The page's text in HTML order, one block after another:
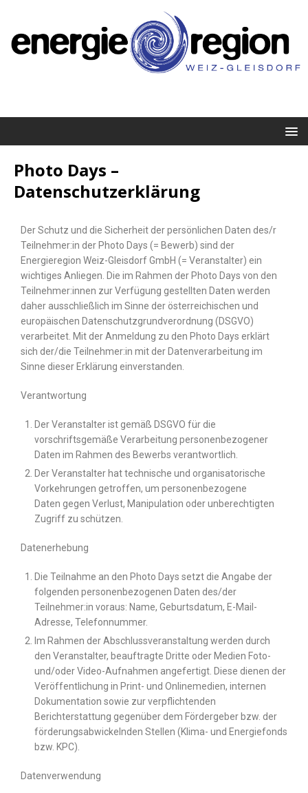
Photo Days –
Datenschutzerklärung
Der Schutz und die Sicherheit der persönlichen Daten des/r
Teilnehmer:in der Photo Days (= Bewerb) sind der
Energieregion Weiz-Gleisdorf GmbH (= Veranstalter) ein
wichtiges Anliegen. Die im Rahmen der Photo Days von den
Teilnehmer:innen zur Verfügung gestellten Daten werden
daher ausschließlich im Sinne der österreichischen und
europäischen Datenschutzgrundverordnung (DSGVO)
verarbeitet. Mit der Anmeldung zu den Photo Days erklärt
sich der/die Teilnehmer:in mit der Datenverarbeitung im
Sinne dieser Erklärung einverstanden.
Verantwortung
Der Veranstalter ist gemäß DSGVO für die
vorschriftsgemäße Verarbeitung personenbezogener
Daten im Rahmen des Bewerbs verantwortlich.
Der Veranstalter hat technische und organisatorische
Vorkehrungen getroffen, um personenbezogene
Daten gegen Verlust, Manipulation oder unberechtigten
Zugriff zu schützen.
Datenerhebung
Die Teilnahme an den Photo Days setzt die Angabe der
folgenden personenbezogenen Daten des/der
Teilnehmer:in voraus: Name, Geburtsdatum, E-Mail-
Adresse, Telefonnummer.
Im Rahmen der Abschlussveranstaltung werden durch
den Veranstalter, beauftragte Dritte oder Medien Foto-
und/oder Video-Aufnahmen angefertigt. Diese dienen der
Veröffentlichung in Print- und Onlinemedien, internen
Dokumentation sowie zur verpflichtenden
Berichterstattung gegenüber dem Fördergeber bzw. der
förderungsabwickelnden Stellen (Klima- und Energiefonds
bzw. KPC).
Datenverwendung